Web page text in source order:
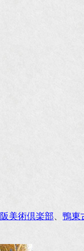
ORANGE travel』
際交流サービス協
花時間』7月号
東京育ちの京都案
美術倶楽部、 鴨東